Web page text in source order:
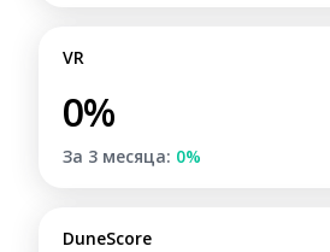
VR
0%
За 3 месяца: 0%
DuneScore